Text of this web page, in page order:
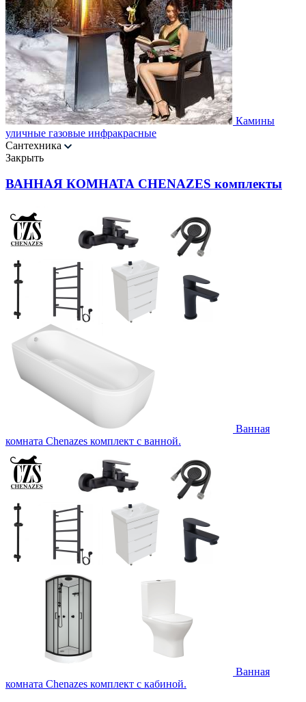
Камины
уличные газовые инфракрасные
Сантехника
Закрыть
ВАННАЯ КОМНАТА CHENAZES комплекты
Ванная
комната Chenazes комплект с ванной.
Ванная
комната Chenazes комплект с кабиной.